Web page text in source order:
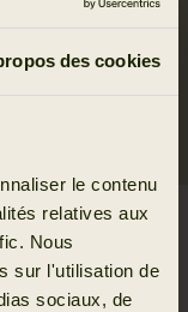
des cookies
le contenu
relatives aux
Nous
sur l'utilisation de
sociaux, de
Härkila